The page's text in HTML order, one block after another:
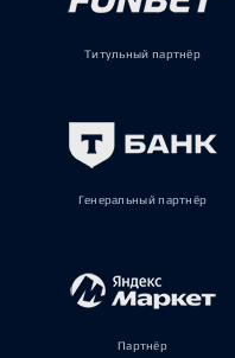
Титульный партнёр
Генеральный партнёр
Партнёр